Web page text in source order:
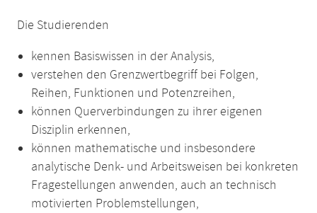
Die Studierenden
kennen Basiswissen in der Analysis,
verstehen den Grenzwertbegriff bei Folgen,
Reihen, Funktionen und Potenzreihen,
können Querverbindungen zu ihrer eigenen
Disziplin erkennen,
können mathematische und insbesondere
analytische Denk- und Arbeitsweisen bei konkreten
Fragestellungen anwenden, auch an technisch
motivierten Problemstellungen,